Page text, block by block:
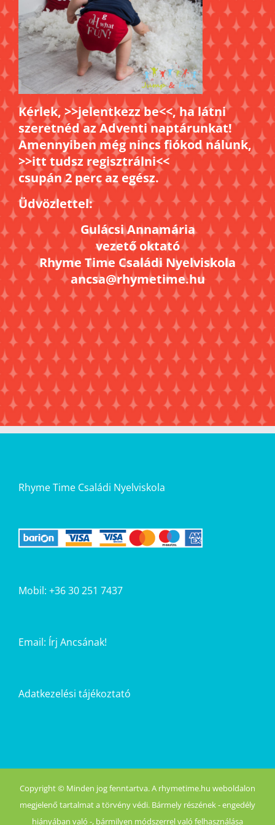
Kérlek, >>jelentkezz be<<, ha látni
szeretnéd az Adventi naptárunkat!
Amennyiben még nincs fiókod nálunk,
>>itt tudsz regisztrálni<<
csupán 2 perc az egész.
Üdvözlettel:
Gulácsi Annamária
vezető oktató
Rhyme Time Családi Nyelviskola
ancsa@rhymetime.hu
Rhyme Time Családi Nyelviskola
Mobil: +36 30 251 7437
Email: Írj Ancsának!
Adatkezelési tájékoztató
Copyright © Minden jog fenntartva. A rhymetime.hu weboldalon
megjelenő tartalmat a törvény védi. Bármely részének - engedély
hiányában való -, bármilyen módszerrel való felhasználása